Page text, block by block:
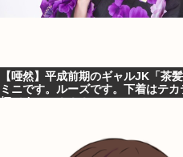
【唖然】平成前期のギャルJK「茶
ミニです。ルーズです。下着はテカ